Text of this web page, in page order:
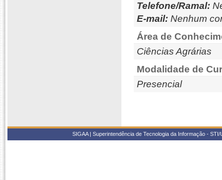
Telefone/Ramal:
E-mail: Nenhum
Área de
Ciências Agrárias
Modalidade de
Presencial
SIGAA | Superintendência de Tecnologia da Informação -